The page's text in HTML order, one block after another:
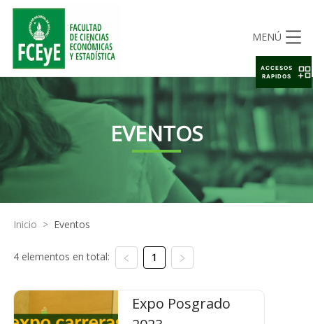
MENÚ
EVENTOS
Inicio > Eventos
4 elementos en total: 1
Expo Posgrado
ACCESOS
RAPIDOS